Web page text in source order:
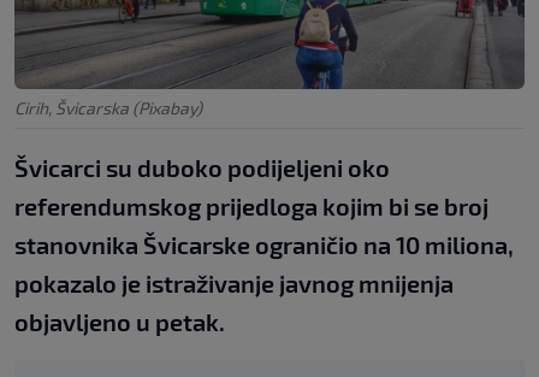
Cirih, Švicarska (Pixabay)
Švicarci su duboko podijeljeni oko
referendumskog prijedloga kojim bi se broj
stanovnika Švicarske ograničio na 10 miliona,
pokazalo je istraživanje javnog mnijenja
objavljeno u petak.